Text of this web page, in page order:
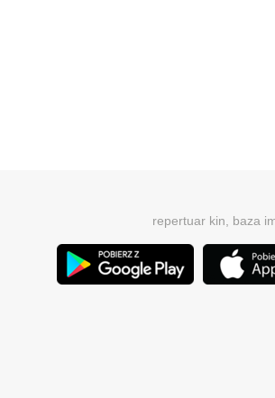
repertuar kin, baza